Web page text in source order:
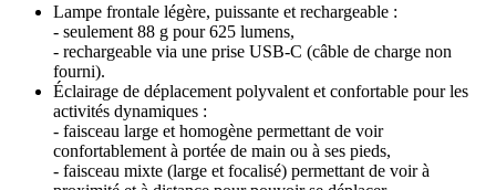
Lampe frontale légère, puissante et rechargeable :
- seulement 88 g pour 625 lumens,
- rechargeable via une prise USB-C (câble de charge non
fourni).
Éclairage de déplacement polyvalent et confortable pour les
activités dynamiques :
- faisceau large et homogène permettant de voir
confortablement à portée de main ou à ses pieds,
- faisceau mixte (large et focalisé) permettant de voir à